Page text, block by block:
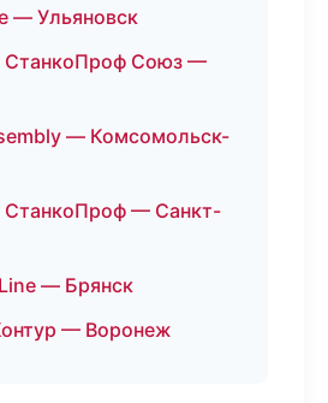
— Ульяновск
СтанкоПроф Союз —
— Комсомольск-
— Санкт-
— Брянск
— Воронеж